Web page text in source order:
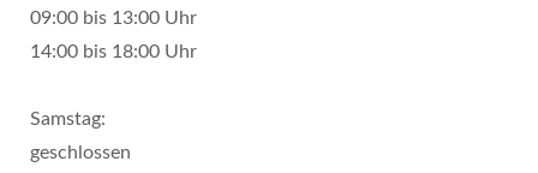
09:00 bis 13:00 Uhr
14:00 bis 18:00 Uhr
Samstag:
geschlossen